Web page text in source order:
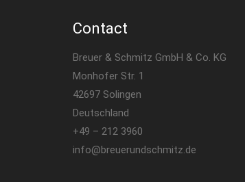
Contact
Breuer & Schmitz GmbH & Co. KG
Monhofer Str. 1
42697 Solingen
Deutschland
+49 – 212 3960
info@breuerundschmitz.de